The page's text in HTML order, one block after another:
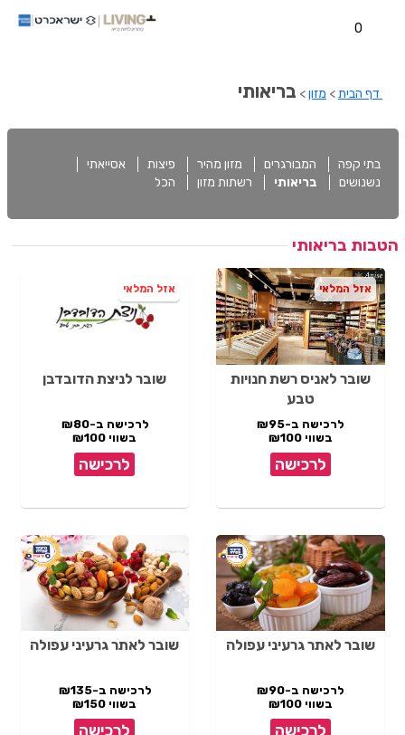
0
דף הבית> מזון> בריאותי
בתי קפה המבורגרים מזון מהיר פיצות
אסייאתי
נשנושים
בריאותי רשתות מזון הכל
הטבות בריאותי
שובר לאניס רשת חנויות
טבע
לרכישה ב-₪95
בשווי ₪100
לרכישה
אזל המלאי
שובר לניצת הדובדבן
לרכישה ב-₪80
בשווי ₪100
לרכישה
אזל המלאי
שובר לאתר גרעיני עפולה
לרכישה ב-₪90
בשווי ₪100
לרכישה
שובר לאתר גרעיני עפולה
לרכישה ב-₪135
בשווי ₪150
לרכישה